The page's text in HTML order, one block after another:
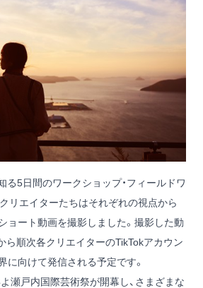
る5日間のワークショップ・フィールドワ
リエイターたちはそれぞれの視点から
ョート動画を撮影しました。撮影した動
ら順次各クリエイターのTikTokアカウン
に向けて発信される予定です。
瀬戸内国際芸術祭が開幕し、さまざまな